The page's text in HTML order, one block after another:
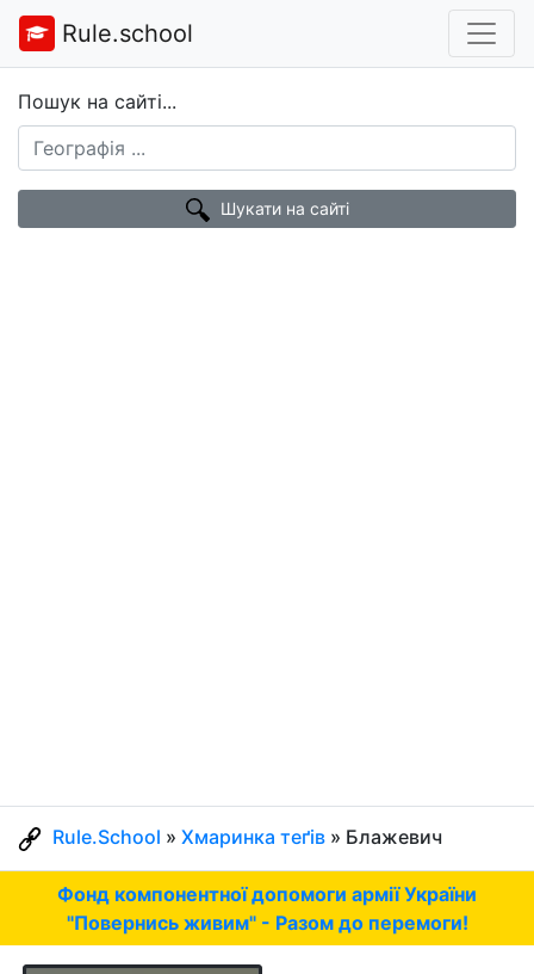
Rule.school
Пошук на сайті...
Шукати на сайті
Rule.School » Хмаринка теґів » Блажевич
Фонд компонентної допомоги армії України
"Повернись живим" - Разом до перемоги!